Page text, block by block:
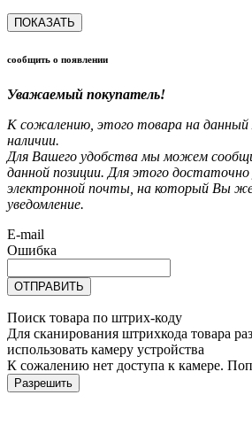
ПОКАЗАТЬ
сообщить о появлении
Уважаемый покупатель!
К сожалению, этого товара на
наличии.
Для Вашего удобства мы можем
данной позиции. Для этого достаточно
электронной почты, на который Вы
уведомление.
E-mail
Ошибка
ОТПРАВИТЬ
Поиск товара по штрих-коду
Для сканирования штрихкода товара
использовать камеру устройства
К сожалению нет доступа к камере.
Разрешить